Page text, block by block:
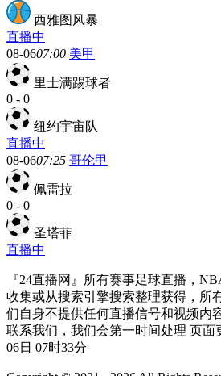
西雅图风暴
直播中
08-0607:00 美甲
里士满踢球者
0 - 0
纽约宇宙队
直播中
08-0607:25 哥伦甲
佩雷拉
0 - 0
圣塔菲
直播中
『24直播网』所有赛事足球直播，
收集或从搜索引擎搜索整理获得，所
们自身不提供任何直播信号和视频内
联系我们，我们会第一时间处理 页面
06日 07时33分